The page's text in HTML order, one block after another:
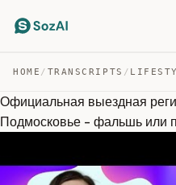
HOME / TRANSCRIPTS /
Официальная выездная
Подмосковье - фальшь или